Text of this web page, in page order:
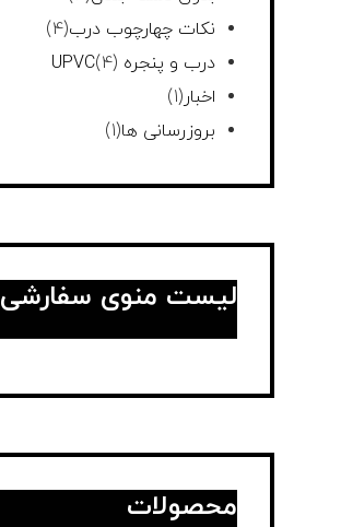
نکات چهارچوب درب(4)
درب و پنجره UPVC (4)
اخبار(1)
بروزرسانی ها(1)
لیست منوی سفارشی
محصولات